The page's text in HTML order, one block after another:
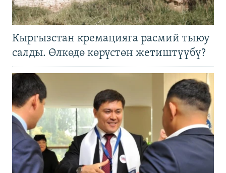
Кыргызстан кремацияга расмий тыюу
салды. Өлкөдө көрүстөн жетиштүүбү?